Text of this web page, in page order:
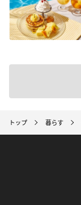
トップ 暮らす